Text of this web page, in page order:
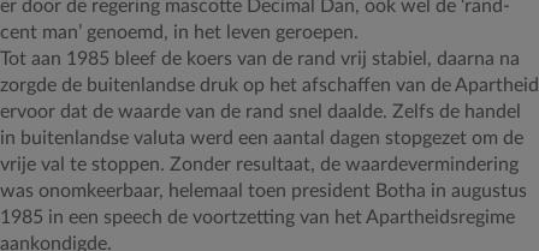
er door de regering mascotte Decimal Dan, ook wel de ‘rand-
cent man’ genoemd, in het leven geroepen.
Tot aan 1985 bleef de koers van de rand vrij stabiel, daarna na
zorgde de buitenlandse druk op het afschaffen van de Apartheid
ervoor dat de waarde van de rand snel daalde. Zelfs de handel
in buitenlandse valuta werd een aantal dagen stopgezet om de
vrije val te stoppen. Zonder resultaat, de waardevermindering
was onomkeerbaar, helemaal toen president Botha in augustus
1985 in een speech de voortzetting van het Apartheidsregime
aankondigde.